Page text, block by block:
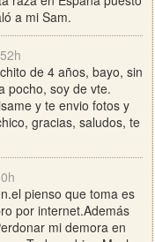
a mi Sam.
de 4 años, bayo, sin
pocho, soy de vte.
y te envio fotos y
gracias, saludos, te
pienso que toma es
por internet.Además
mi demora en